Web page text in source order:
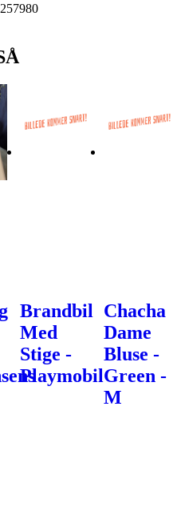
Brandbil
Med
Stige -
Playmobil
Chacha
Dame
Bluse -
Green -
M